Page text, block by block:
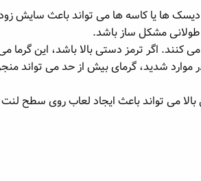
ها یا کاسه ها می تواند باعث سایش
مشکل ساز باشد.
کنند. اگر ترمز دستی بالا باشد، این گرما
شدید، گرمای بیش از حد می تواند
بالا می تواند باعث ایجاد لعاب روی